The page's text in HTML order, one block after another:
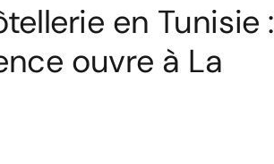
en Tunisie :
ouvre à La